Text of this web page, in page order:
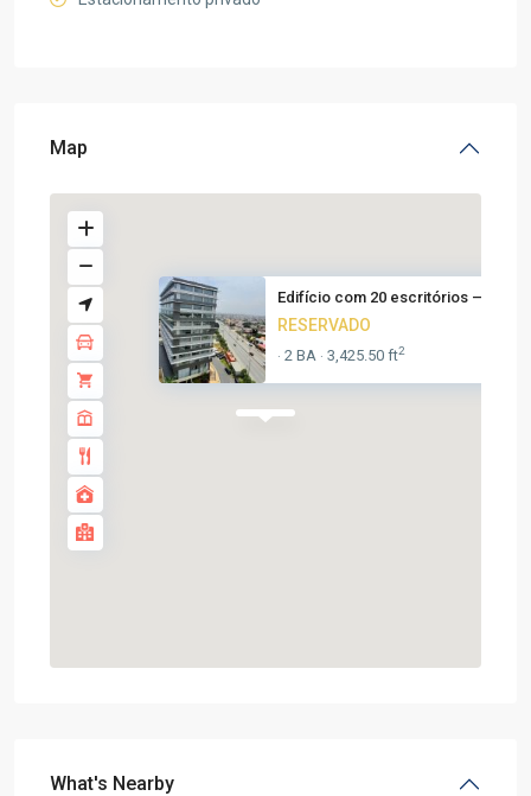
Map
Edifício com 20 escritórios – ...
RESERVADO
· 2 BA · 3,425.50 ft2
What's Nearby